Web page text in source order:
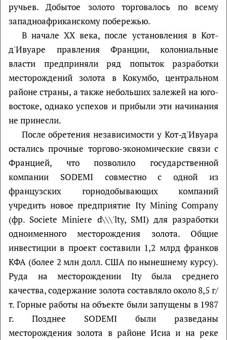
ручьев. Добытое золото торговалось по всему
западноафриканскому побережью.
В начале XX века, после установления в Кот-
д'Ивуаре правления Франции, колониальные
власти предприняли ряд попыток разработки
месторождений золота в Кокумбо, центральном
районе страны, а также небольших залежей на юго-
востоке, однако успехов и прибыли эти начинания
не принесли.
После обретения независимости у Кот-д'Ивуара
остались прочные торгово-экономические связи с
Францией, что позволило государственной
компании SODEMI совместно с одной из
французских горнодобывающих компаний
учредить новое предприятие Ity Mining Company
(фр. Societe Miniere d\\\'lty, SMI) для разработки
одноименного месторождения золота. Общие
инвестиции в проект составили 1,2 млрд франков
КФА (более 2 млн долл. США по нынешнему курсу).
Руда на месторождении Ity была среднего
качества, содержание золота составляло около 8,5 г/
т. Горные работы на объекте были запущены в 1987
г. Позднее SODEMI были разведаны
месторождения золота в районе Исиа и на реке